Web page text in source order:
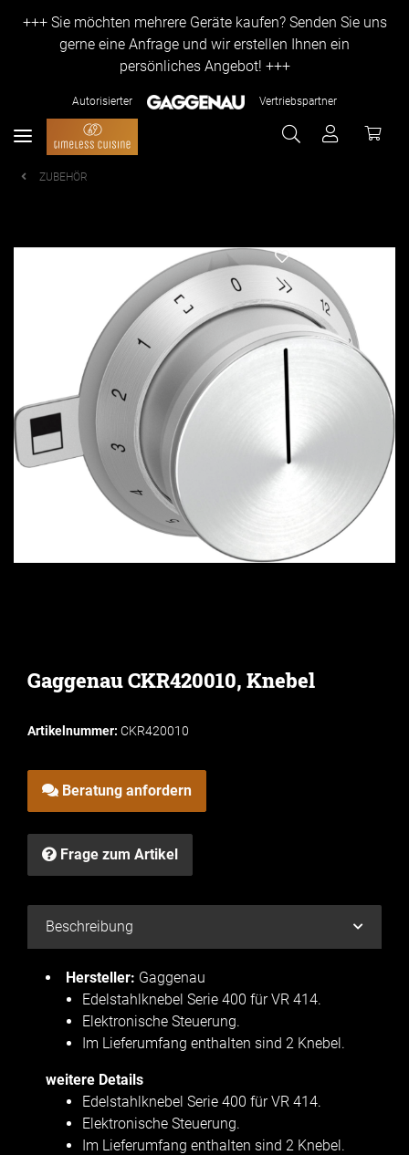
+++ Sie möchten mehrere Geräte kaufen? Senden Sie uns
gerne eine Anfrage und wir erstellen Ihnen ein
persönliches Angebot! +++
Autorisierter Vertriebspartner
ZUBEHÖR
Gaggenau CKR420010, Knebel
Artikelnummer: CKR420010
Beratung anfordern
Frage zum Artikel
Beschreibung
Hersteller: Gaggenau
Edelstahlknebel Serie 400 für VR 414.
Elektronische Steuerung.
Im Lieferumfang enthalten sind 2 Knebel.
weitere Details
Edelstahlknebel Serie 400 für VR 414.
Elektronische Steuerung.
Im Lieferumfang enthalten sind 2 Knebel.